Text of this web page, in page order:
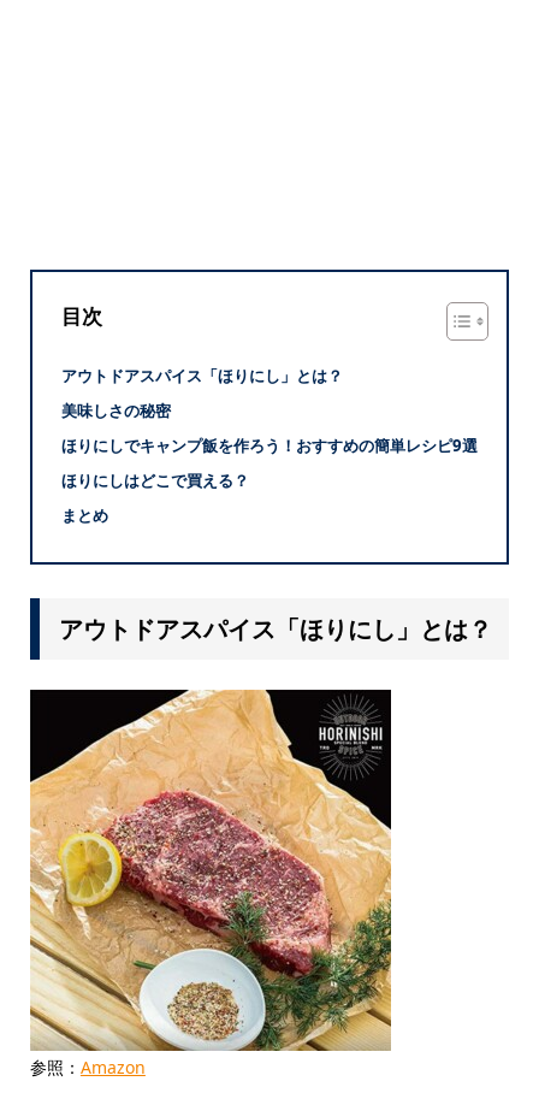
目次
アウトドアスパイス「ほりにし」とは？
美味しさの秘密
ほりにしでキャンプ飯を作ろう！おすすめの簡単レシピ9選
ほりにしはどこで買える？
まとめ
アウトドアスパイス「ほりにし」とは？
参照： Amazon